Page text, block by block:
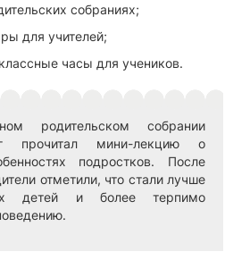
собраниях;
для учителей;
часы для учеников.
родительском собрании
прочитал мини-лекцию о
подростков. После
отметили, что стали лучше
детей и более терпимо